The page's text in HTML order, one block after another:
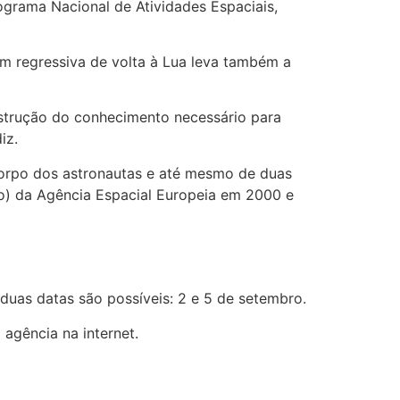
Nacional de Atividades Espaciais,
regressiva de volta à Lua leva também a
do conhecimento necessário para
dos astronautas e até mesmo de duas
da Agência Espacial Europeia em 2000 e
datas são possíveis: 2 e 5 de setembro.
na internet.